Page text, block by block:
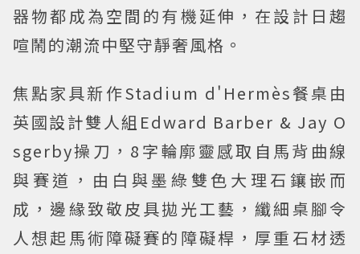
器物都成為空間的有機延伸，在設計日趨
喧鬧的潮流中堅守靜奢風格。
焦點家具新作Stadium d'Hermès餐桌由
英國設計雙人組Edward Barber & Jay O
sgerby操刀，8字輪廓靈感取自馬背曲線
與賽道，由白與墨綠雙色大理石鑲嵌而
成，邊緣致敬皮具拋光工藝，纖細桌腳令
人想起馬術障礙賽的障礙桿，厚重石材透